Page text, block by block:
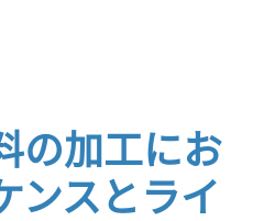
の加工にお
ンスとライ